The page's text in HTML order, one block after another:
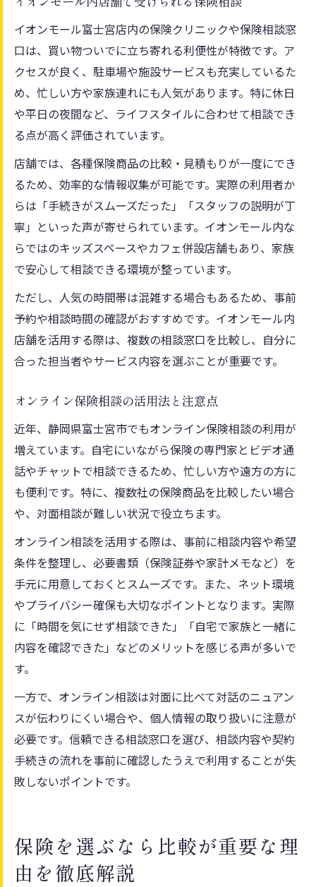
イオンモール富士宮店内の保険クリニックや保険相談窓
口は、買い物ついでに立ち寄れる利便性が特徴です。ア
クセスが良く、駐車場や施設サービスも充実しているた
め、忙しい方や家族連れにも人気があります。特に休日
や平日の夜間など、ライフスタイルに合わせて相談でき
る点が高く評価されています。
店舗では、各種保険商品の比較・見積もりが一度にでき
るため、効率的な情報収集が可能です。実際の利用者か
らは「手続きがスムーズだった」「スタッフの説明が丁
寧」といった声が寄せられています。イオンモール内な
らではのキッズスペースやカフェ併設店舗もあり、家族
で安心して相談できる環境が整っています。
ただし、人気の時間帯は混雑する場合もあるため、事前
予約や相談時間の確認がおすすめです。イオンモール内
店舗を活用する際は、複数の相談窓口を比較し、自分に
合った担当者やサービス内容を選ぶことが重要です。
オンライン保険相談の活用法と注意点
近年、静岡県富士宮市でもオンライン保険相談の利用が
増えています。自宅にいながら保険の専門家とビデオ通
話やチャットで相談できるため、忙しい方や遠方の方に
も便利です。特に、複数社の保険商品を比較したい場合
や、対面相談が難しい状況で役立ちます。
オンライン相談を活用する際は、事前に相談内容や希望
条件を整理し、必要書類（保険証券や家計メモなど）を
手元に用意しておくとスムーズです。また、ネット環境
やプライバシー確保も大切なポイントとなります。実際
に「時間を気にせず相談できた」「自宅で家族と一緒に
内容を確認できた」などのメリットを感じる声が多いで
す。
一方で、オンライン相談は対面に比べて対話のニュアン
スが伝わりにくい場合や、個人情報の取り扱いに注意が
必要です。信頼できる相談窓口を選び、相談内容や契約
手続きの流れを事前に確認したうえで利用することが失
敗しないポイントです。
保険を選ぶなら比較が重要な理
由を徹底解説